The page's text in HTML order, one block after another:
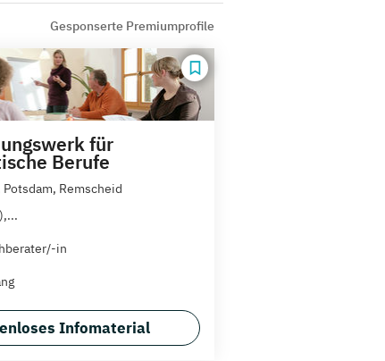
Gesponserte Premiumprofile
für
Berufe
Remscheid
in
Infomaterial